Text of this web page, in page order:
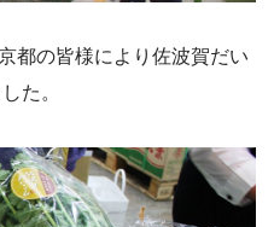
都の皆様により佐波賀だい
た。